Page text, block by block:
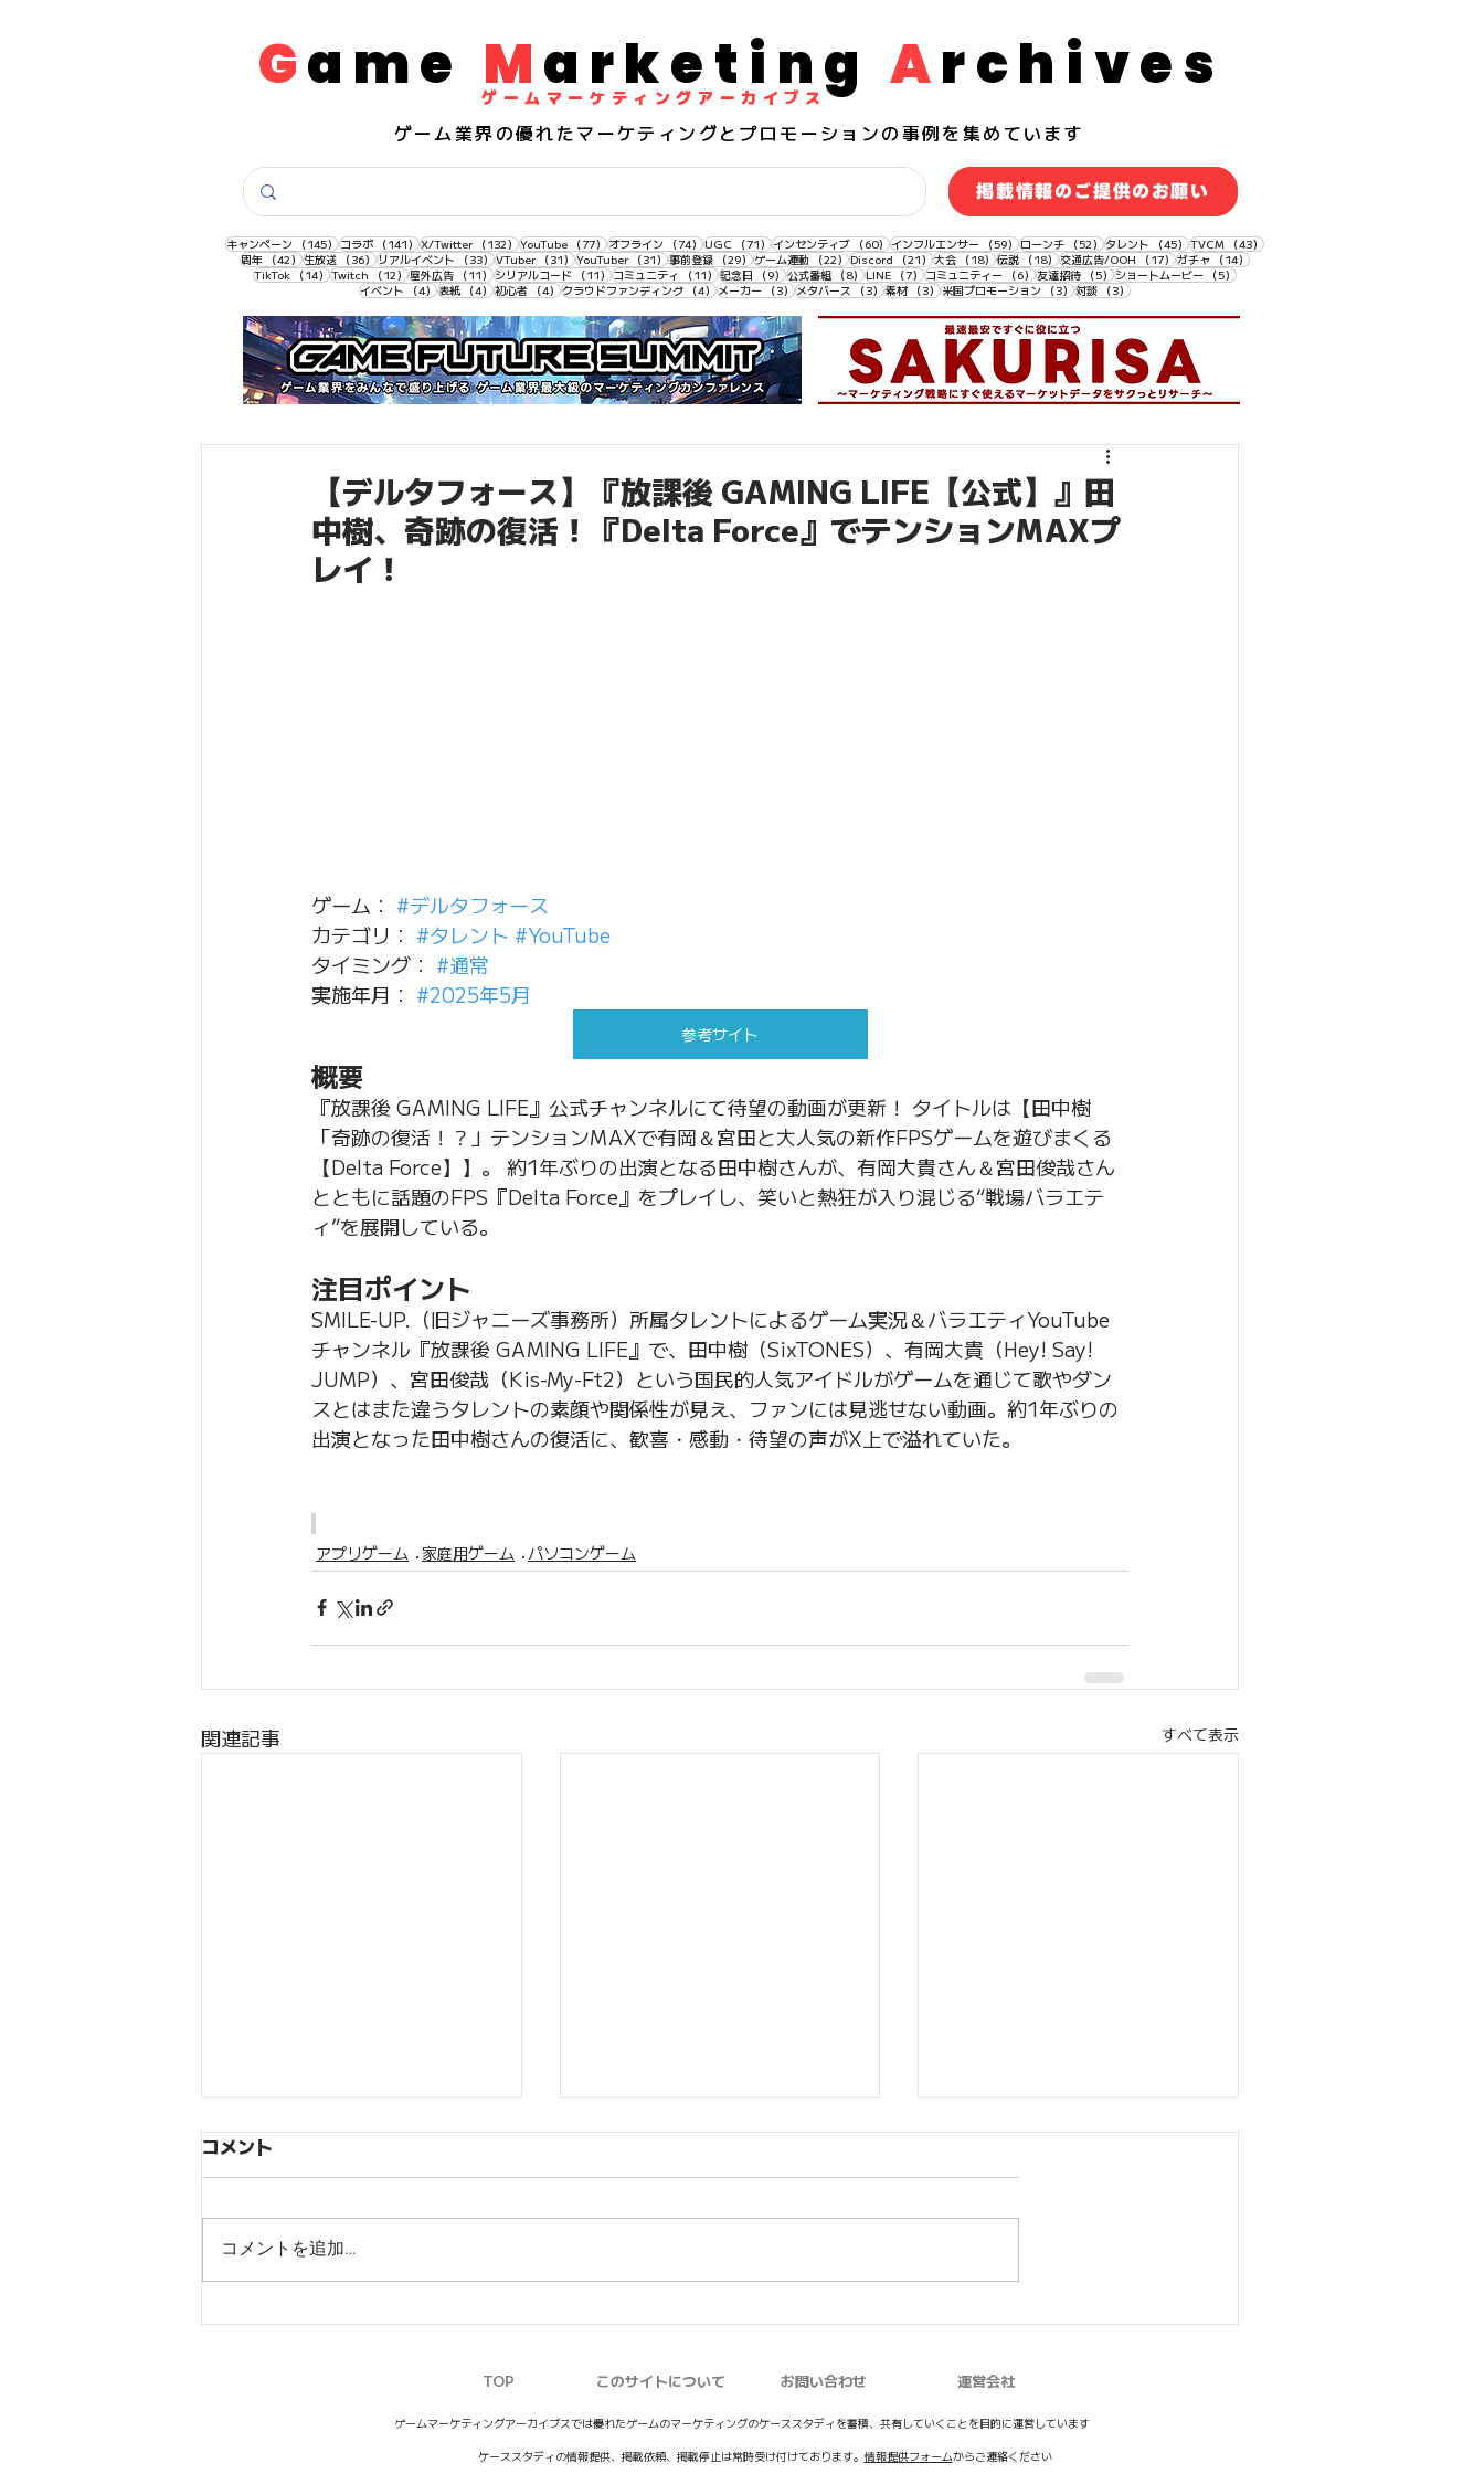
Game Marketing Archives
​ゲームマーケティングアーカイブス
​ゲーム業界の優れたマーケティングとプロモーションの事例を集めています
掲載情報のご提供のお願い
キャンペーン （145）145件の記事
コラボ （141）141件の記事
X/Twitter （132）132件の記事
YouTube （77）77件の記事
オフライン （74）74件の記事
UGC （71）71件の記事
インセンティブ （60）60件の記事
インフルエンサー （59）59件の記事
ローンチ （52）52件の記事
タレント （45）45件の記事
TVCM （43）43件の記事
周年
（42）42件の記事
生放送 （36）36件の記事
リアルイベント （33）33件の記事
VTuber （31）31件の記事
YouTuber （31）31件の記事
事前登録 （29）29件の記事
ゲーム連動 （22）22件の記事
Discord （21）21件の記事
大会 （18）18件の記事
伝説 （18）18件の記事
交通広告/OOH （17）17件の記事
ガチャ （14）14件の記事
TikTok （14）14件の記事
Twitch （12）12件の記事
屋外広告 （11）11件の記事
シリアルコード （11）11件の記事
コミュニティ （11）11件の記事
記念日 （9）9件の記事
公式番組 （8）8件の記事
LINE （7）7件の記事
コミュニティー （6）6件の記事
友達招待 （5）5件の記事
ショートムービー （5）5件の記事
イベント
（4）4件の記事
表紙 （4）4件の記事
初心者 （4）4件の記事
クラウドファンディング （4）4件の記事
メーカー （3）3件の記事
メタバース （3）3件の記事
素材 （3）3件の記事
米国プロモーション （3）3件の記事
対談 （3）3件の記事
【デルタフォース】『放課後 GAMING LIFE【公式】』田
中樹、奇跡の復活！『Delta Force』でテンションMAXプ
レイ！
ゲーム： #デルタフォース
カテゴリ： #タレント #YouTube
タイミング： #通常
実施年月： #2025年5月
参考サイト
概要
『放課後 GAMING LIFE』公式チャンネルにて待望の動画が更新！ タイトルは【田中樹
「奇跡の復活！？」テンションMAXで有岡＆宮田と大人気の新作FPSゲームを遊びまくる
【Delta Force】】。 約1年ぶりの出演となる田中樹さんが、有岡大貴さん＆宮田俊哉さん
とともに話題のFPS『Delta Force』をプレイし、笑いと熱狂が入り混じる“戦場バラエテ
ィ”を展開している。
注目ポイント
SMILE-UP.（旧ジャニーズ事務所）所属タレントによるゲーム実況＆バラエティYouTube
チャンネル『放課後 GAMING LIFE』で、田中樹（SixTONES）、有岡大貴（Hey! Say!
JUMP）、宮田俊哉（Kis-My-Ft2）という国民的人気アイドルがゲームを通じて歌やダン
スとはまた違うタレントの素顔や関係性が見え、ファンには見逃せない動画。約1年ぶりの
出演となった田中樹さんの復活に、歓喜・感動・待望の声がX上で溢れていた。
アプリゲーム 家庭用ゲーム パソコンゲーム
関連記事 すべて表示
【ジョジョの奇妙な冒険オラ
ース100日記念キャンペーン
【アークナイツ：エンドフィ
登録イベント「最終準備」開
【学園アイドルマスター】
脱出ゲームを実施
コメント
コメントを追加…
TOP このサイトについて お問い合わせ 運営会社
ゲームマーケティングアーカイブスでは優れたゲームのマーケティングのケーススタディを蓄積、共有していくことを目的に運営しています
ケーススタディの情報提供、掲載依頼、掲載停止は常時受け付けております。 情報提供フォームからご連絡ください